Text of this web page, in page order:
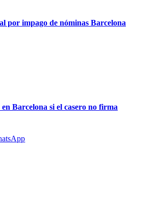
por impago de nóminas Barcelona
Barcelona si el casero no firma